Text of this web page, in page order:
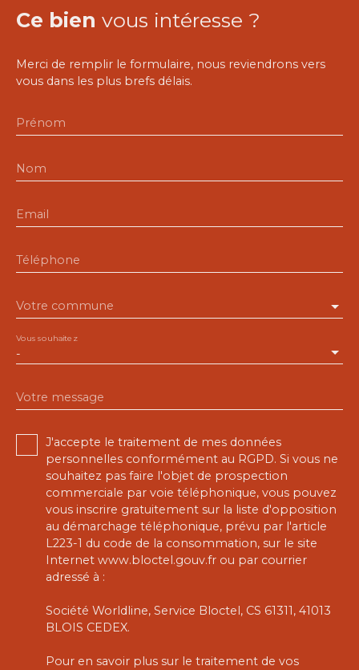
Ce bien vous intéresse ?
Merci de remplir le formulaire, nous reviendrons vers
vous dans les plus brefs délais.
Prénom
Nom
Email
Téléphone
Votre commune
-
Vous souhaitez
Votre message
J'accepte le traitement de mes données
personnelles conformément au RGPD. Si vous ne
souhaitez pas faire l'objet de prospection
commerciale par voie téléphonique, vous pouvez
vous inscrire gratuitement sur la liste d'opposition
au démarchage téléphonique, prévu par l'article
L223-1 du code de la consommation, sur le site
Internet www.bloctel.gouv.fr ou par courrier
adressé à :
Société Worldline, Service Bloctel, CS 61311, 41013
BLOIS CEDEX.
Pour en savoir plus sur le traitement de vos